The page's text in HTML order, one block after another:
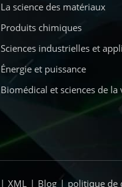
La science des matériaux
Produits chimiques
Sciences industrielles et
Énergie et puissance
Biomédical et sciences de la
| XML | Blog | politique de